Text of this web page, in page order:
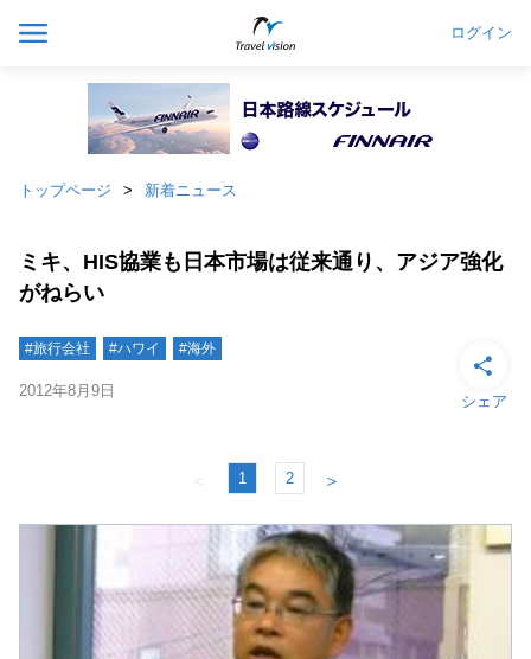
ログイン
トップページ 新着ニュース
ミキ、HIS協業も日本市場は従来通り、アジア強化
がねらい
#旅行会社 #ハワイ #海外
2012年8月9日
シェア
＜ 1 2 ＞